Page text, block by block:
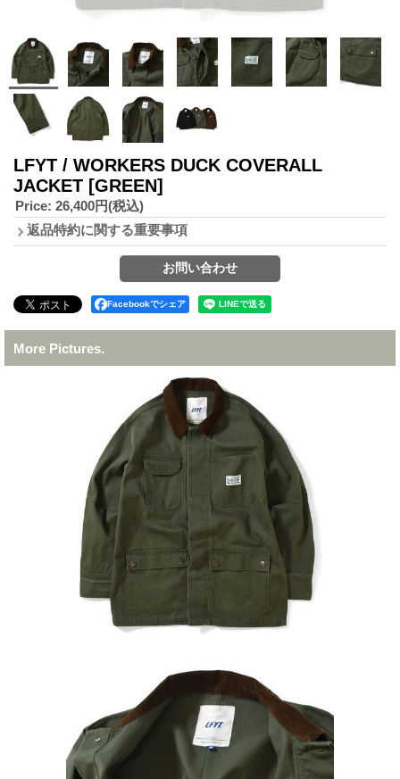
LFYT / WORKERS DUCK COVERALL
JACKET [GREEN]
Price: 26,400円(税込)
返品特約に関する重要事項
Facebookでシェア
More Pictures.